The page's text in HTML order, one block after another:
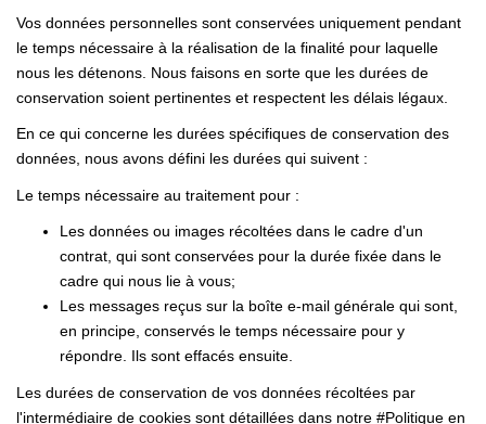
Vos données personnelles sont conservées uniquement pendant
le temps nécessaire à la réalisation de la finalité pour laquelle
nous les détenons. Nous faisons en sorte que les durées de
conservation soient pertinentes et respectent les délais légaux.
En ce qui concerne les durées spécifiques de conservation des
données, nous avons défini les durées qui suivent :
Le temps nécessaire au traitement pour :
Les données ou images récoltées dans le cadre d'un
contrat, qui sont conservées pour la durée fixée dans le
cadre qui nous lie à vous;
Les messages reçus sur la boîte e-mail générale qui sont,
en principe, conservés le temps nécessaire pour y
répondre. Ils sont effacés ensuite.
Les durées de conservation de vos données récoltées par
l'intermédiaire de cookies sont détaillées dans notre #Politique en